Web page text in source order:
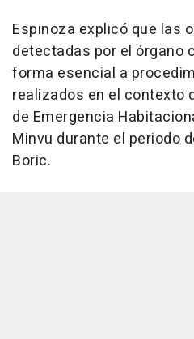
Espinoza explicó que las
detectadas por el órgano
forma esencial a
realizados en el contexto
de Emergencia
Minvu durante el periodo
Boric.